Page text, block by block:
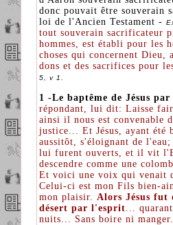
donc pouvait être souverain
loi de l'Ancien Testament -
tout souverain sacrificateur
hommes, est établi pour les
choses qui concernent
dons et des sacrifices pour
5, v 1.
1 -Le baptême de Jésus par
répondant, lui dit: Laisse
ainsi il nous est convenable
justice... Et Jésus, ayant été
aussitôt, s'éloignant de
lui furent ouverts, et il vit
descendre comme une
Et voici une voix qui venait
Celui-ci est mon Fils bien-
mon plaisir. Alors Jésus fut
désert par l'esprit ...
nuits... Sans boire ni manger.